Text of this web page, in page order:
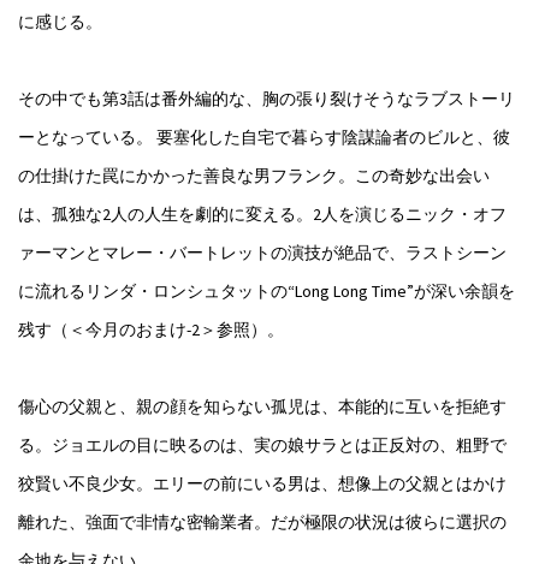
に感じる。
その中でも第3話は番外編的な、胸の張り裂けそうなラブストーリ
ーとなっている。 要塞化した自宅で暮らす陰謀論者のビルと、彼
の仕掛けた罠にかかった善良な男フランク。この奇妙な出会い
は、孤独な2人の人生を劇的に変える。2人を演じるニック・オフ
ァーマンとマレー・バートレットの演技が絶品で、ラストシーン
に流れるリンダ・ロンシュタットの“Long Long Time”が深い余韻を
残す（＜今月のおまけ-2＞参照）。
傷心の父親と、親の顔を知らない孤児は、本能的に互いを拒絶す
る。ジョエルの目に映るのは、実の娘サラとは正反対の、粗野で
狡賢い不良少女。エリーの前にいる男は、想像上の父親とはかけ
離れた、強面で非情な密輸業者。だが極限の状況は彼らに選択の